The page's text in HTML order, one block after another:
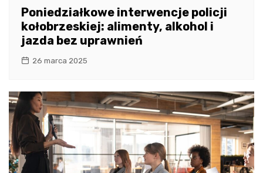
Poniedziałkowe interwencje policji
kołobrzeskiej: alimenty, alkohol i
jazda bez uprawnień
26 marca 2025